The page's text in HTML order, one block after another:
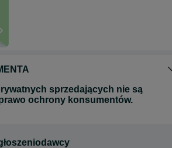
sprzedających nie są
ochrony konsumentów.